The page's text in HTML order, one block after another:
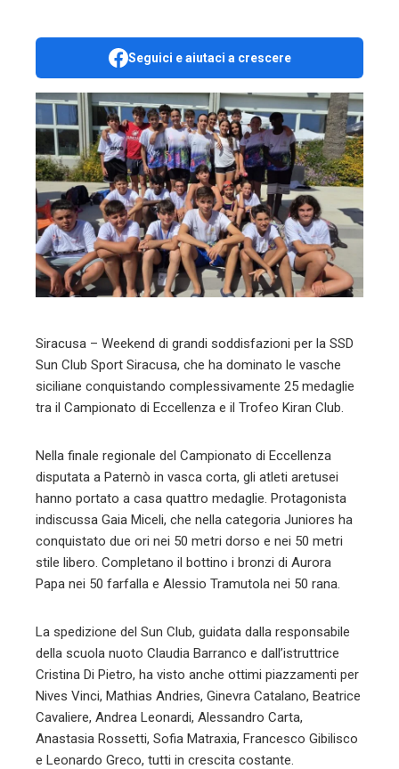
Seguici e aiutaci a crescere
Siracusa – Weekend di grandi soddisfazioni per la SSD
Sun Club Sport Siracusa, che ha dominato le vasche
siciliane conquistando complessivamente 25 medaglie
tra il Campionato di Eccellenza e il Trofeo Kiran Club.
Nella finale regionale del Campionato di Eccellenza
disputata a Paternò in vasca corta, gli atleti aretusei
hanno portato a casa quattro medaglie. Protagonista
indiscussa Gaia Miceli, che nella categoria Juniores ha
conquistato due ori nei 50 metri dorso e nei 50 metri
stile libero. Completano il bottino i bronzi di Aurora
Papa nei 50 farfalla e Alessio Tramutola nei 50 rana.
La spedizione del Sun Club, guidata dalla responsabile
della scuola nuoto Claudia Barranco e dall’istruttrice
Cristina Di Pietro, ha visto anche ottimi piazzamenti per
Nives Vinci, Mathias Andries, Ginevra Catalano, Beatrice
Cavaliere, Andrea Leonardi, Alessandro Carta,
Anastasia Rossetti, Sofia Matraxia, Francesco Gibilisco
e Leonardo Greco, tutti in crescita costante.